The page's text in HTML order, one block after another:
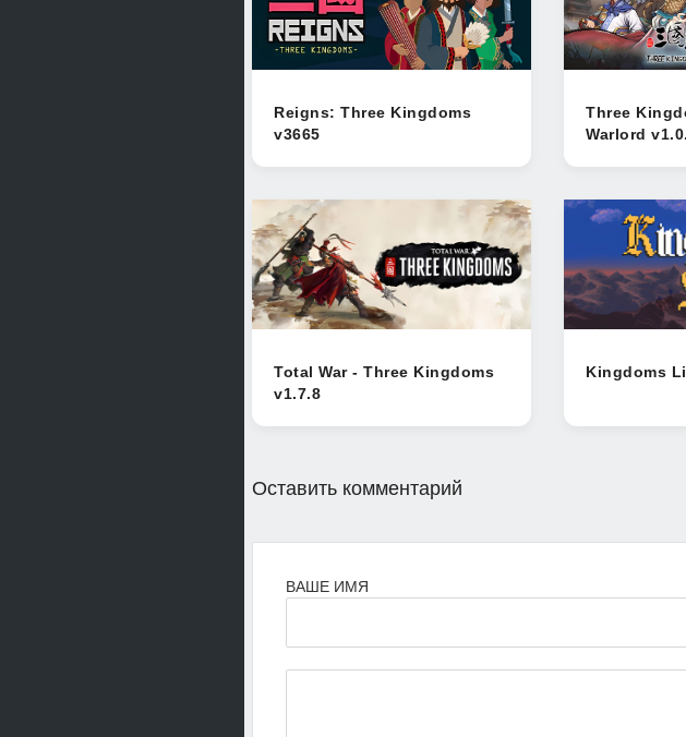
Reigns: Three Kingdoms
v3665
Three
Warlord
Total War - Three Kingdoms
v1.7.8
Kingdoms
Оставить комментарий
ВАШЕ ИМЯ